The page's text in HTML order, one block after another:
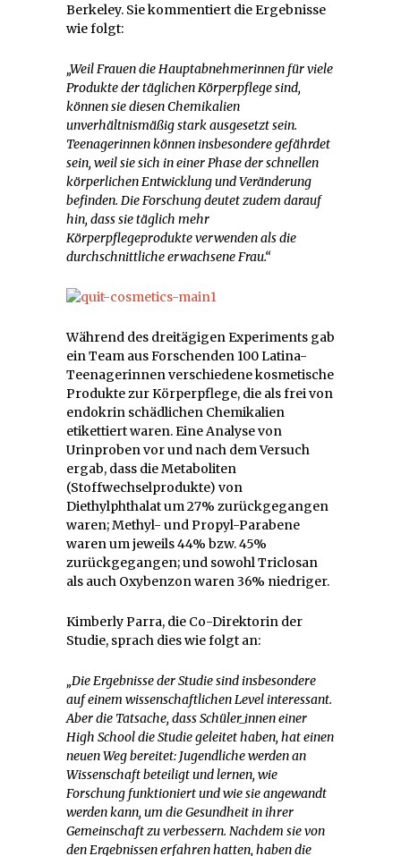
Berkeley. Sie kommentiert die Ergebnisse
wie folgt:
„Weil Frauen die Hauptabnehmerinnen für viele
Produkte der täglichen Körperpflege sind,
können sie diesen Chemikalien
unverhältnismäßig stark ausgesetzt sein.
Teenagerinnen können insbesondere gefährdet
sein, weil sie sich in einer Phase der schnellen
körperlichen Entwicklung und Veränderung
befinden. Die Forschung deutet zudem darauf
hin, dass sie täglich mehr
Körperpflegeprodukte verwenden als die
durchschnittliche erwachsene Frau.“
Während des dreitägigen Experiments gab
ein Team aus Forschenden 100 Latina-
Teenagerinnen verschiedene kosmetische
Produkte zur Körperpflege, die als frei von
endokrin schädlichen Chemikalien
etikettiert waren. Eine Analyse von
Urinproben vor und nach dem Versuch
ergab, dass die Metaboliten
(Stoffwechselprodukte) von
Diethylphthalat um 27% zurückgegangen
waren; Methyl- und Propyl-Parabene
waren um jeweils 44% bzw. 45%
zurückgegangen; und sowohl Triclosan
als auch Oxybenzon waren 36% niedriger.
Kimberly Parra, die Co-Direktorin der
Studie, sprach dies wie folgt an:
„Die Ergebnisse der Studie sind insbesondere
auf einem wissenschaftlichen Level interessant.
Aber die Tatsache, dass Schüler_innen einer
High School die Studie geleitet haben, hat einen
neuen Weg bereitet: Jugendliche werden an
Wissenschaft beteiligt und lernen, wie
Forschung funktioniert und wie sie angewandt
werden kann, um die Gesundheit in ihrer
Gemeinschaft zu verbessern. Nachdem sie von
den Ergebnissen erfahren hatten, haben die